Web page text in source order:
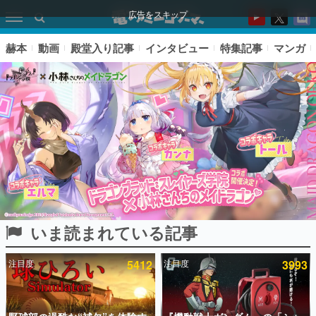
広告をスキップ
ピックアップ
電ファミのいま読まれている記事ランキング
アプリセール情報
赫本 動画 殿堂入り記事 インタビュー 特集記事 マンガ
いま読まれている記事
注目度 5412 注目度 3993